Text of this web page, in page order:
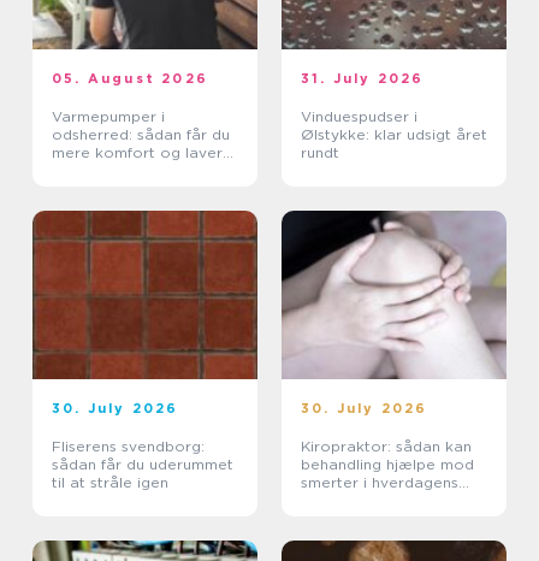
05. August 2026
Varmepumper i
odsherred: sådan får du
mere komfort og lavere
31. July 2026
Vinduespudser i
Ølstykke: klar udsigt året
rundt
30. July 2026
Fliserens svendborg:
sådan får du uderummet
til at stråle igen
30. July 2026
Kiropraktor: sådan kan
behandling hjælpe mod
smerter i hverdagens